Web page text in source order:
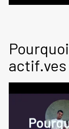
actif.ves